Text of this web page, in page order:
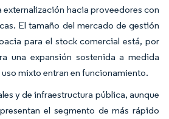
externalización hacia proveedores con
El tamaño del mercado de gestión
para el stock comercial está, por
una expansión sostenida a medida
mixto entran en funcionamiento.
y de infraestructura pública, aunque
el segmento de más rápido